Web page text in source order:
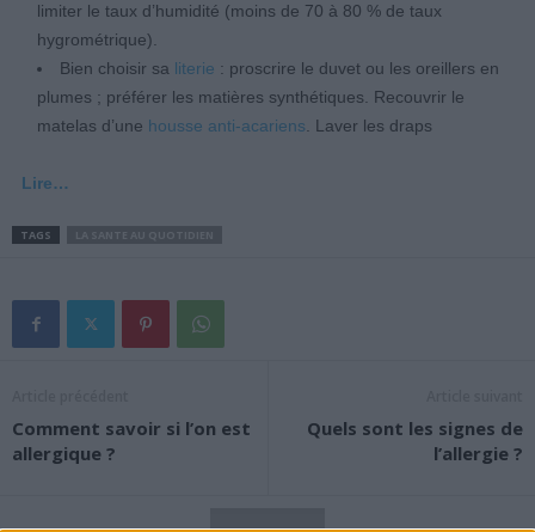
limiter le taux d’humidité (moins de 70 à 80 % de taux
hygrométrique).
Bien choisir sa literie : proscrire le duvet ou les oreillers en
plumes ; préférer les matières synthétiques. Recouvrir le
matelas d’une housse anti-acariens. Laver les draps
Lire…
TAGS
Comment savoir si l’on est
allergique ?
Quels sont les signes de
l’allergie ?